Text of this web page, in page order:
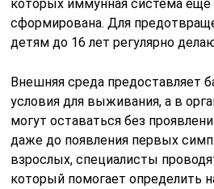
которых иммунная система
сформирована. Для
детям до 16 лет регулярно
Внешняя среда предоставляет
условия для выживания, а в
могут оставаться без
даже до появления первых
взрослых, специалисты
который помогает определить